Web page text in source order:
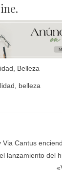
, Belleza
, belleza
Via Cantus
lanzamiento del